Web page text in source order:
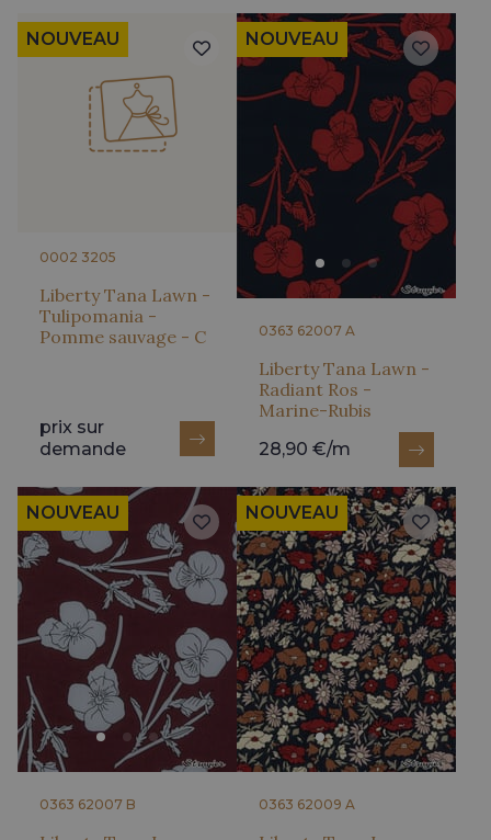
NOUVEAU
0002 3205
Liberty Tana Lawn -
Tulipomania -
Pomme sauvage - C
prix sur
demande
NOUVEAU
0363 62007 A
Liberty Tana Lawn -
Radiant Ros -
Marine-Rubis
28,90 €/m
NOUVEAU
0363 62007 B
NOUVEAU
0363 62009 A